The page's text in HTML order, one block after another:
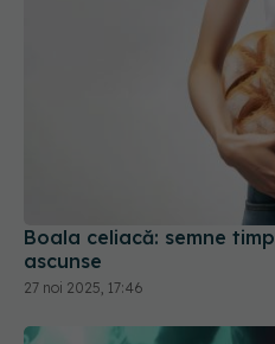
Boala celiacă: semne